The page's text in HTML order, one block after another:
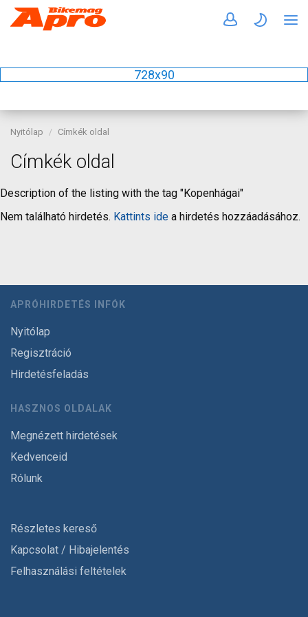
728x90
Nyitólap Címkék oldal
Címkék oldal
Description of the listing with the tag "Kopenhágai"
Nem található hirdetés. Kattints ide a hirdetés hozzáadásához.
APRÓHIRDETÉS INFÓK
Nyitólap
Regisztráció
Hirdetésfeladás
HASZNOS OLDALAK
Megnézett hirdetések
Kedvenceid
Rólunk
Részletes kereső
Kapcsolat / Hibajelentés
Felhasználási feltételek